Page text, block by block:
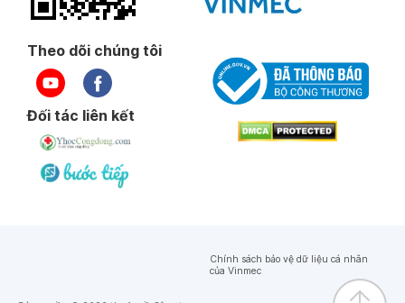
Theo dõi chúng tôi
Đối tác liên kết
Chính sách bảo vệ dữ liệu cá nhân
của Vinmec